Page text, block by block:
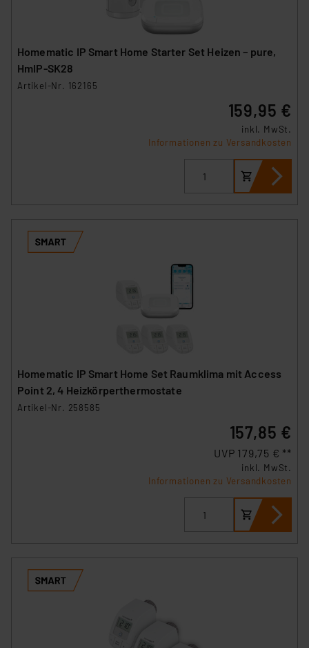
Homematic IP Smart Home Starter Set Heizen – pure,
HmIP-SK28
Artikel-Nr. 162165
159,95 €
inkl. MwSt.
Informationen zu Versandkosten
Homematic IP Smart Home Set Raumklima mit Access
Point 2, 4 Heizkörperthermostate
Artikel-Nr. 258585
157,85 €
UVP 179,75 € **
inkl. MwSt.
Informationen zu Versandkosten